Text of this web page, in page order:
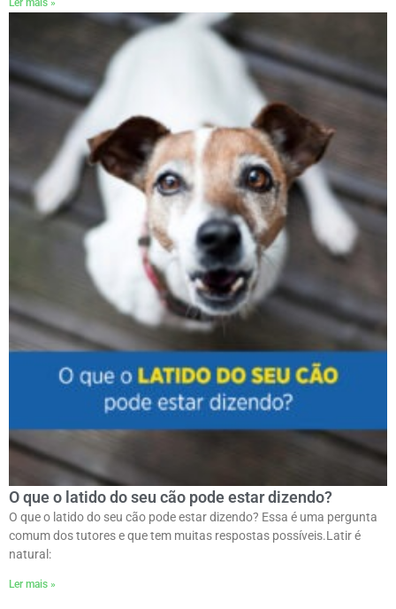
Ler mais »
O que o latido do seu cão pode estar dizendo?
O que o latido do seu cão pode estar dizendo? Essa é uma pergunta
comum dos tutores e que tem muitas respostas possíveis.ㅤLatir é
natural:
Ler mais »